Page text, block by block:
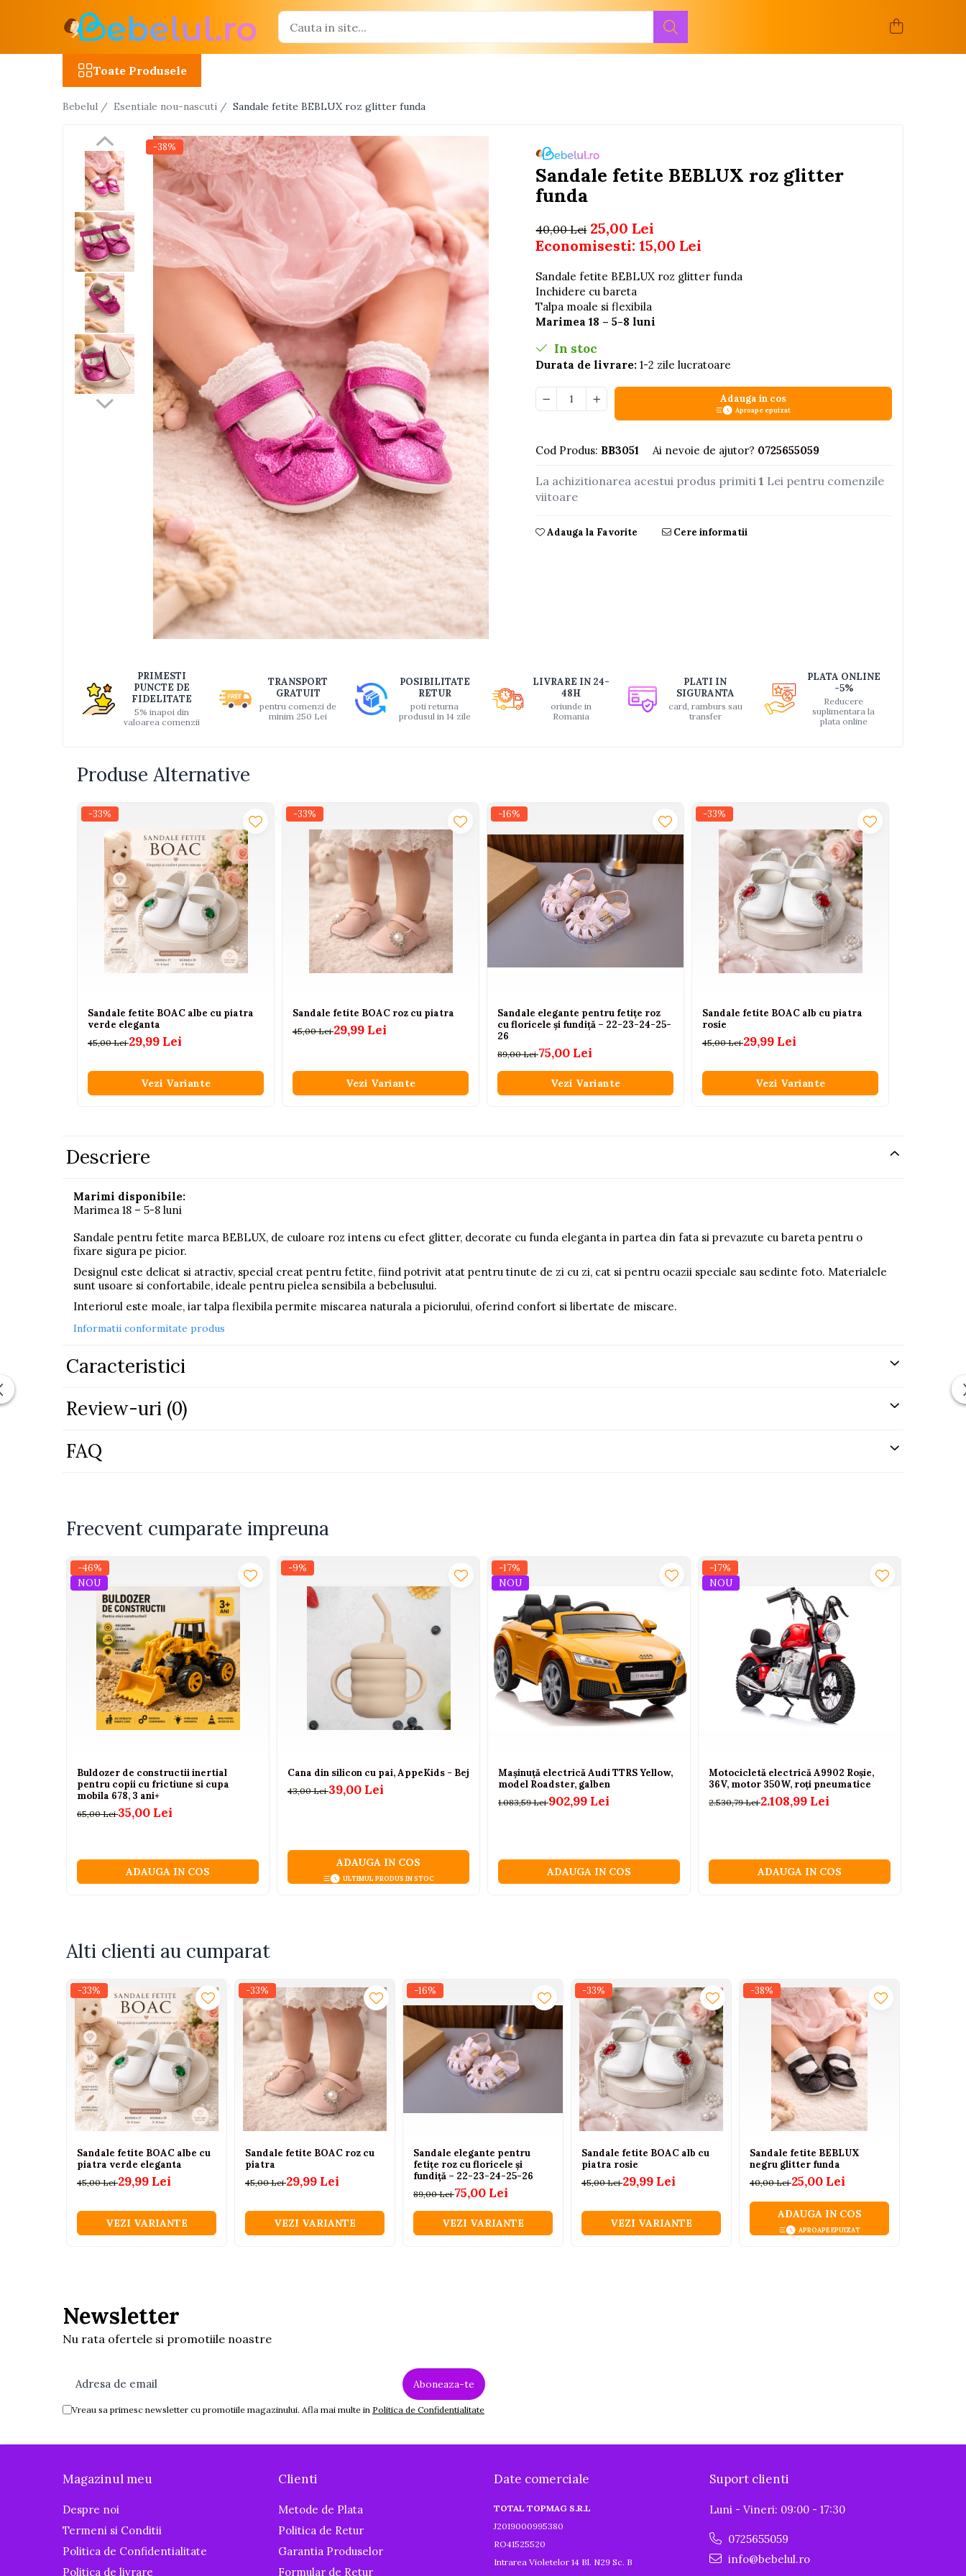
Masinute R/C
Avioane si elicoptere R/C
Camioane R/C
Motociclete R/C
Utilaje constructii R/C
Jucarii bebelusi
Interactive, educative si muzicale
Saltelute si centre de activitati
Jucarii de baie
Ateliere si unelte
Jocuri de indemanare
Jucarii educative din lemn
Muzica si instrumente
Saltelute si centre de activitati
Set Avioane si submarine
Seturi de doctor
Trenuri cu sine
Piscine gonflabile
Colace inot
Locuri de joaca
Seturi joaca gradinarit
Motociclete electrice
ATV & BUGGY electrice
Tractoare electrice
Triciclete electrice
Camioane electrice
Seturi copii si bebelusi
Accesorii copii
Body-uri bebe
Treninguri copii
Scaune de masa
Accesorii pentru hranire
Seturi de hranire
Cani, pahare si accesorii
Suzete si accesorii
Incalzitoare pentru biberoane si
Termometre pentru baie
Cutii pentru suzete si depozitare
Aspiratoare nazale si filtre
Periute de dinti
Pentru Mamici
Igiena si Ingrijire Postnatala
Ingrijire cosmetica mamici
Toate Produsele
Bebelul / Esentiale nou-nascuti / Sandale fetite BEBLUX roz glitter funda
Sandale fetite BEBLUX roz glitter
funda
-38%
Facebook
40,00 Lei 25,00 Lei
Economisesti:15,00 Lei
Sandale fetite BEBLUX roz glitter funda
Inchidere cu bareta
Talpa moale si flexibila
Marimea 18 – 5-8 luni
In stoc
Durata de livrare: 1-2 zile lucratoare
Adauga in cos
Aproape epuizat
Cod Produs: BB3051 Ai nevoie de ajutor? 0725655059
La achizitionarea acestui produs primiti1 Lei pentru comenzile
viitoare
Adauga la Favorite Cere informatii
PRIMESTI
PUNCTE DE
FIDELITATE
5% inapoi din
valoarea comenzii
TRANSPORT
GRATUIT
pentru comenzi de
minim 250 Lei
POSIBILITATE
RETUR
poti returna
produsul in 14 zile
LIVRARE IN 24-
48H
oriunde in
Romania
PLATI IN
SIGURANTA
card, ramburs sau
transfer
PLATA ONLINE
-5%
Reducere
suplimentara la
plata online
Produse Alternative
-33%
Sandale fetite BOAC albe cu piatra
verde eleganta
45,00 Lei29,99 Lei
Vezi Variante
-33%
Sandale fetite BOAC roz cu piatra
45,00 Lei29,99 Lei
Vezi Variante
-16%
Sandale elegante pentru fetițe roz
cu floricele și fundiță – 22-23-24-25-
26
89,00 Lei75,00 Lei
Vezi Variante
-33%
Sandale fetite BOAC alb cu piatra
rosie
45,00 Lei29,99 Lei
Vezi Variante
Descriere
Marimi disponibile:
Marimea 18 – 5-8 luni
Sandale pentru fetite marca BEBLUX, de culoare roz intens cu efect glitter, decorate cu funda eleganta in partea din fata si prevazute cu bareta pentru o
fixare sigura pe picior.
Designul este delicat si atractiv, special creat pentru fetite, fiind potrivit atat pentru tinute de zi cu zi, cat si pentru ocazii speciale sau sedinte foto. Materialele
sunt usoare si confortabile, ideale pentru pielea sensibila a bebelusului.
Interiorul este moale, iar talpa flexibila permite miscarea naturala a piciorului, oferind confort si libertate de miscare.
Informatii conformitate produs
Caracteristici
Review-uri (0)
FAQ
Frecvent cumparate impreuna
-46%
NOU
Buldozer de constructii inertial
pentru copii cu frictiune si cupa
mobila 678, 3 ani+
65,00 Lei35,00 Lei
ADAUGA IN COS
-9%
Cana din silicon cu pai, AppeKids - Bej
43,00 Lei39,00 Lei
ADAUGA IN COS
ULTIMUL PRODUS IN STOC
-17%
NOU
Mașinuță electrică Audi TTRS Yellow,
model Roadster, galben
1.083,59 Lei902,99 Lei
ADAUGA IN COS
-17%
NOU
Motocicletă electrică A9902 Roșie,
36V, motor 350W, roți pneumatice
2.530,79 Lei2.108,99 Lei
ADAUGA IN COS
Alti clienti au cumparat
-33%
Sandale fetite BOAC albe cu
piatra verde eleganta
45,00 Lei29,99 Lei
VEZI VARIANTE
-33%
Sandale fetite BOAC roz cu
piatra
45,00 Lei29,99 Lei
VEZI VARIANTE
-16%
Sandale elegante pentru
fetițe roz cu floricele și
fundiță – 22-23-24-25-26
89,00 Lei75,00 Lei
VEZI VARIANTE
-33%
Sandale fetite BOAC alb cu
piatra rosie
45,00 Lei29,99 Lei
VEZI VARIANTE
-38%
Sandale fetite BEBLUX
negru glitter funda
40,00 Lei25,00 Lei
ADAUGA IN COS
APROAPE EPUIZAT
Newsletter
Nu rata ofertele si promotiile noastre
Vreau sa primesc newsletter cu promotiile magazinului. Afla mai multe in Politica de Confidentialitate
Magazinul meu
Despre noi
Termeni si Conditii
Politica de Confidentialitate
Politica de livrare
Clienti
Metode de Plata
Politica de Retur
Garantia Produselor
Formular de Retur
Date comerciale
TOTAL TOPMAG S.R.L
J2019000995380
RO41525520
Intrarea Violetelor 14 Bl. N29 Sc. B
Suport clienti
Luni - Vineri: 09:00 - 17:30
0725655059
info@bebelul.ro